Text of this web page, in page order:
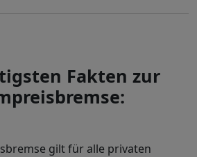
Fakten zur
gilt für alle privaten